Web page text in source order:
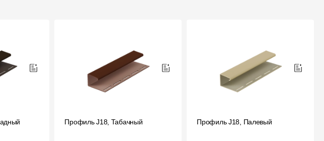
Профиль J18, Табачный Профиль J18, Палевый